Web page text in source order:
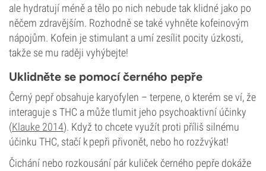
ale hydratují méně a tělo po nich nebude tak klidné jako po
něčem zdravějším. Rozhodně se také vyhněte kofeinovým
nápojům. Kofein je stimulant a umí zesílit pocity úzkosti,
takže se mu raději vyhýbejte!
Uklidněte se pomocí černého pepře
Černý pepř obsahuje karyofylen – terpene, o kterém se ví, že
interaguje s THC a může tlumit jeho psychoaktivní účinky
(Klauke 2014). Když to chcete využít proti příliš silnému
účinku THC, stačí k pepři přivonět, nebo ho rozžvýkat!
Čichání nebo rozkousání pár kuliček černého pepře dokáže